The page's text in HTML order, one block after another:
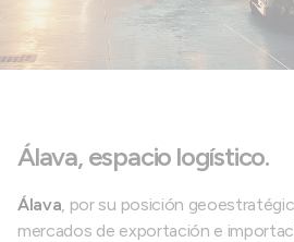
Álava, espacio logístico.
Álava, por su posición
mercados de exportación e